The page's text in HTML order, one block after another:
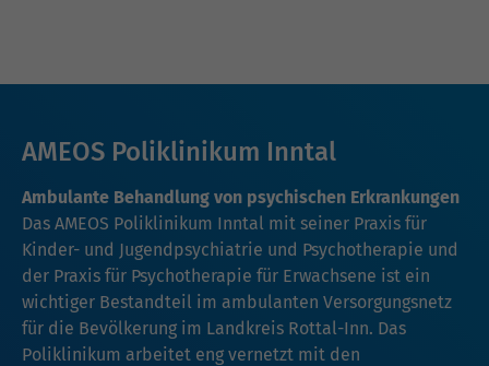
AMEOS Poliklinikum Inntal
Ambulante Behandlung von psychischen Erkrankungen
Das AMEOS Poliklinikum Inntal mit seiner Praxis für
Kinder- und Jugendpsychiatrie und Psychotherapie und
der Praxis für Psychotherapie für Erwachsene ist ein
wichtiger Bestandteil im ambulanten Versorgungsnetz
für die Bevölkerung im Landkreis Rottal-Inn. Das
Poliklinikum arbeitet eng vernetzt mit den